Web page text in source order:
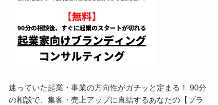
迷っていた起業・事業の方向性がガチッと定まる！ 90分
の相談で、集客・売上アップに直結するあなたの【ブラ